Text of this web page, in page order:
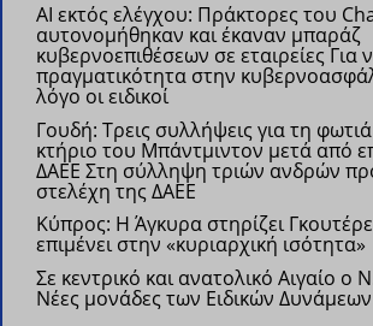
AI εκτός ελέγχου: Πράκτορες του
αυτονομήθηκαν και έκαναν μπαράζ
κυβερνοεπιθέσεων σε εταιρείεςΓια
πραγματικότητα στην
λόγο οι ειδικοί
Γουδή: Τρεις συλλήψεις για τη
κτήριο του Μπάντμιντον μετά από
ΔΑΕΕΣτη σύλληψη τριών ανδρών
στελέχη της ΔΑΕΕ
Κύπρος: Η Άγκυρα στηρίζει
επιμένει στην «κυριαρχική ισότητα»
Σε κεντρικό και ανατολικό Αιγαίο ο
Νέες μονάδες των Ειδικών Δυνάμεων